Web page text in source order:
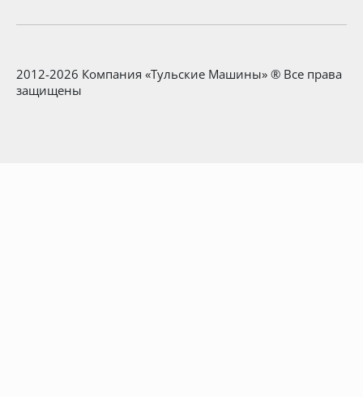
2012-2026 Компания «Тульские Машины» ® Все права
защищены